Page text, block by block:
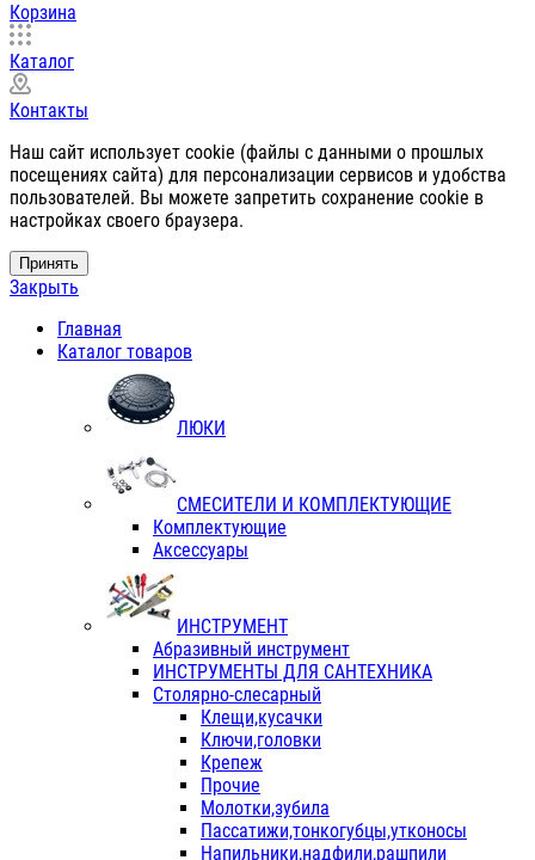
Корзина
Каталог
Контакты
Наш сайт использует cookie (файлы с данными о прошлых
посещениях сайта) для персонализации сервисов и удобства
пользователей. Вы можете запретить сохранение cookie в
настройках своего браузера.
Принять
Закрыть
Главная
Каталог товаров
ЛЮКИ
СМЕСИТЕЛИ И КОМПЛЕКТУЮЩИЕ
Комплектующие
Аксессуары
ИНСТРУМЕНТ
Абразивный инструмент
ИНСТРУМЕНТЫ ДЛЯ САНТЕХНИКА
Столярно-слесарный
Клещи,кусачки
Ключи,головки
Крепеж
Прочие
Молотки,зубила
Пассатижи,тонкогубцы,утконосы
Напильники,надфили,рашпили